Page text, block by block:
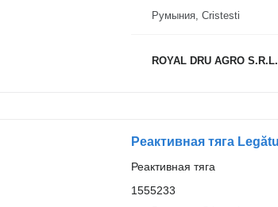
Румыния, Cristesti
ROYAL DRU AGRO S.R.L.
Реактивная тяга
1555233